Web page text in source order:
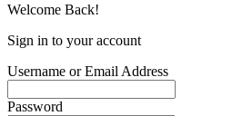
Welcome Back!
Sign in to your account
Username or Email Address
Password